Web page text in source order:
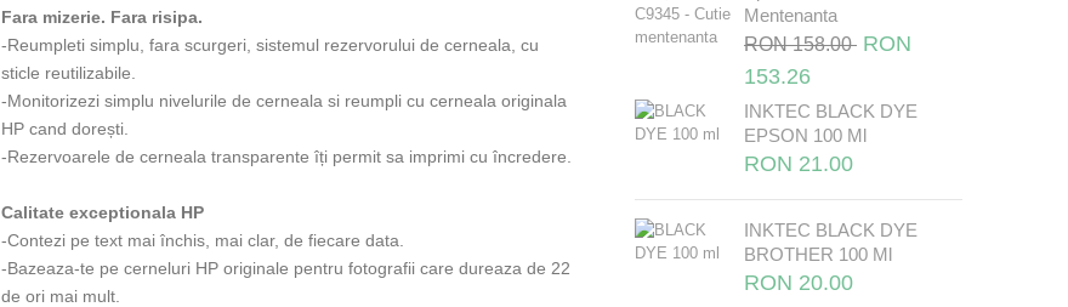
Fara mizerie. Fara risipa.
-Reumpleti simplu, fara scurgeri, sistemul rezervorului de cerneala, cu
sticle reutilizabile.
-Monitorizezi simplu nivelurile de cerneala si reumpli cu cerneala originala
HP cand dorești.
-Rezervoarele de cerneala transparente îți permit sa imprimi cu încredere.
Calitate exceptionala HP
-Contezi pe text mai închis, mai clar, de fiecare data.
-Bazeaza-te pe cerneluri HP originale pentru fotografii care dureaza de 22
de ori mai mult.
Mentenanta
RON 158.00 RON
153.26
INKTEC BLACK DYE
EPSON 100 Ml
RON 21.00
INKTEC BLACK DYE
BROTHER 100 Ml
RON 20.00